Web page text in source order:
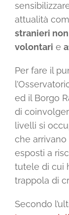
attualità
stranieri
volontari e
Per fare il
ed il Borgo
di
livelli si
che
esposti a
tutele di cui
trappola di
Secondo